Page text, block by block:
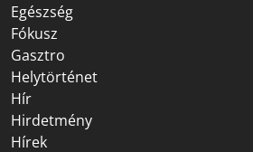
Egészség
Fókusz
Gasztro
Helytörténet
Hír
Hirdetmény
Hírek